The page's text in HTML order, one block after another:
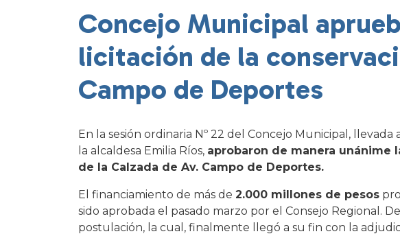
Concejo Municipal
licitación de la
Campo de Deportes
En la sesión ordinaria Nº 22 del Concejo Municipal,
la alcaldesa Emilia Ríos, aprobaron de manera unánime
de la Calzada de Av. Campo de Deportes.
El financiamiento de más de 2.000 millones de pesos
sido aprobada el pasado marzo por el Consejo Regional.
postulación, la cual, finalmente llegó a su fin con la